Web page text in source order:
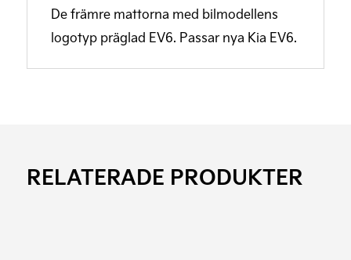
De främre mattorna med bilmodellens
logotyp präglad EV6. Passar nya Kia EV6.
RELATERADE PRODUKTER